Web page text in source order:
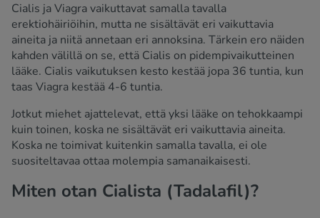
Cialis ja Viagra vaikuttavat samalla tavalla
erektiohäiriöihin, mutta ne sisältävät eri vaikuttavia
aineita ja niitä annetaan eri annoksina. Tärkein ero näiden
kahden välillä on se, että Cialis on pidempivaikutteinen
lääke. Cialis vaikutuksen kesto kestää jopa 36 tuntia, kun
taas Viagra kestää 4-6 tuntia.
Jotkut miehet ajattelevat, että yksi lääke on tehokkaampi
kuin toinen, koska ne sisältävät eri vaikuttavia aineita.
Koska ne toimivat kuitenkin samalla tavalla, ei ole
suositeltavaa ottaa molempia samanaikaisesti.
Miten otan Cialista (Tadalafil)?